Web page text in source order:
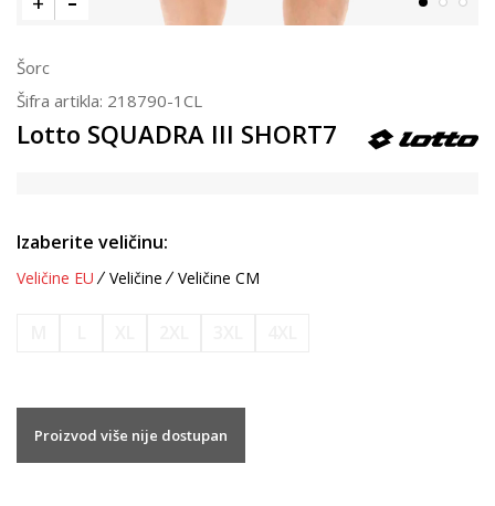
Šorc
Šifra artikla: 218790-1CL
Lotto SQUADRA III SHORT7
Izaberite veličinu:
Veličine EU Veličine Veličine CM
Proizvod više nije dostupan